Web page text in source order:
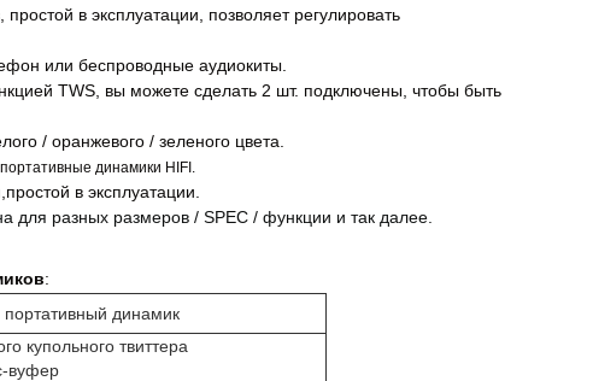
в эксплуатации, позволяет регулировать
или беспроводные аудиокиты.
TWS, вы можете сделать 2 шт. подключены, чтобы быть
/ оранжевого / зеленого цвета.
динамики HIFI.
в эксплуатации.
для разных размеров / SPEC / функции и так далее.
:
динамик
купольного твиттера
вуфер